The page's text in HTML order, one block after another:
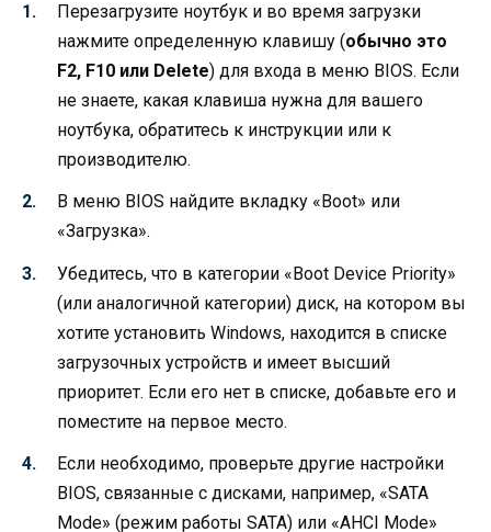
Перезагрузите ноутбук и во время загрузки
нажмите определенную клавишу (обычно это
F2, F10 или Delete) для входа в меню BIOS. Если
не знаете, какая клавиша нужна для вашего
ноутбука, обратитесь к инструкции или к
производителю.
В меню BIOS найдите вкладку «Boot» или
«Загрузка».
Убедитесь, что в категории «Boot Device Priority»
(или аналогичной категории) диск, на котором вы
хотите установить Windows, находится в списке
загрузочных устройств и имеет высший
приоритет. Если его нет в списке, добавьте его и
поместите на первое место.
Если необходимо, проверьте другие настройки
BIOS, связанные с дисками, например, «SATA
Mode» (режим работы SATA) или «AHCI Mode»